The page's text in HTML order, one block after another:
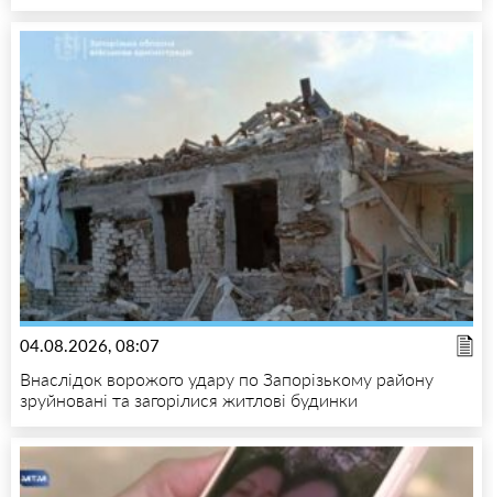
04.08.2026, 08:07
Внаслідок ворожого удару по Запорізькому району
зруйновані та загорілися житлові будинки